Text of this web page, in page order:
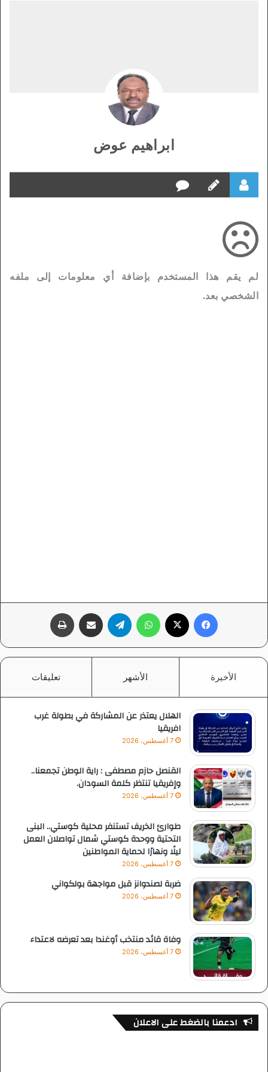
ابراهيم عوض
لم يقم هذا المستخدم بإضافة أي معلومات إلى ملفه
الشخصي بعد.
الأخيرة الأشهر تعليقات
الهلال يعتذر عن المشاركة في بطولة غرب
افريقيا
7 أغسطس، 2026
القنصل حازم مصطفى : راية الوطن تجمعنا..
وإفريقيا تنتظر كلمة السودان.
7 أغسطس، 2026
طوارئ الخريف تستنفر محلية كوستي.. البنى
التحتية ووحدة كوستي شمال تواصلان العمل
ليلًا ونهارًا لحماية المواطنين
7 أغسطس، 2026
ضربة لصندوانز قبل مواجهة بولكواني
7 أغسطس، 2026
وفاة قائد منتخب أوغندا بعد تعرضه لاعتداء
7 أغسطس، 2026
ادعمنا بالضغط على الاعلان